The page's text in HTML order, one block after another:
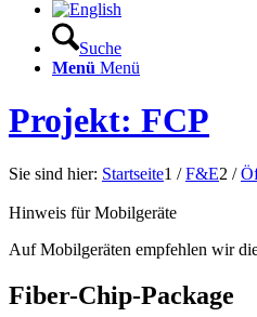
Suche
Menü Menü
Projekt: FCP
Sie sind hier: Startseite1 / F&E2 /
Hinweis für Mobilgeräte
Auf Mobilgeräten empfehlen wir
Fiber-Chip-Package